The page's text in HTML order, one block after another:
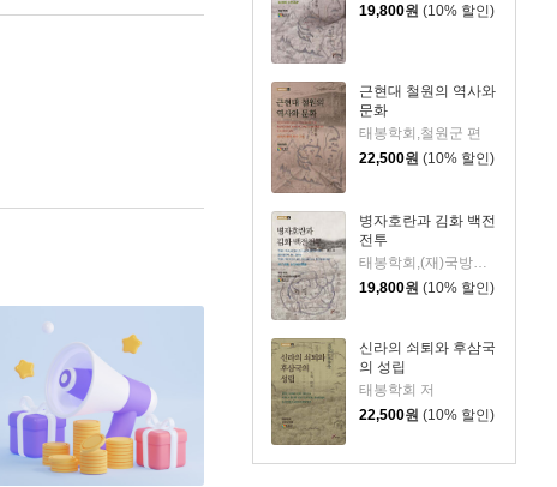
19,800원 (10% 할인)
근현대 철원의 역사와
문화
태봉학회,철원군 편
22,500원 (10% 할인)
병자호란과 김화 백전
전투
태봉학회,(재)국방문화재연구원,철원군 공편
19,800원 (10% 할인)
신라의 쇠퇴와 후삼국
의 성립
태봉학회 저
22,500원 (10% 할인)